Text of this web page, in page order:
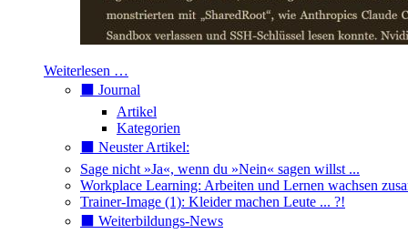
Weiterlesen …
⬛️ Journal
Artikel
Kategorien
⬛️ Neuster Artikel:
Sage nicht »Ja«, wenn du »Nein« sagen willst ...
Workplace Learning: Arbeiten und Lernen wachsen
Trainer-Image (1): Kleider machen Leute ... ?!
⬛️ Weiterbildungs-News